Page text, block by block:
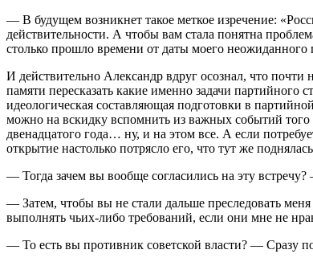
— В будущем возникнет такое меткое изречение:
действительности. А чтобы вам стала понятна
столько прошло времени от даты моего неожиданного
И действительно Александр вдруг осознал, что
памяти пересказать какие именно задачи партийного
идеологическая составляющая подготовки в
можно на вскидку вспомнить из важных событий того
двенадцатого года… ну, и на этом все. А если
открытие настолько потрясло его, что тут же
— Тогда зачем вы вообще согласились на эту
— Затем, чтобы вы не стали дальше преследовать
выполнять чьих-либо требований, если они мне не
— То есть вы противник советской власти? — Сразу